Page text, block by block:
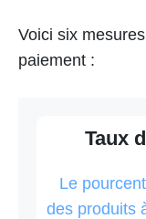
Voici six
paiement :
Taux
Le
des produits